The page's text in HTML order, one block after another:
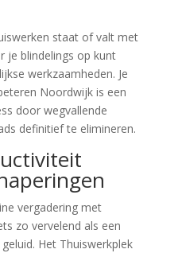
staat of valt met
je blindelings op kunt
werkzaamheden. Je
Noordwijk is een
door wegvallende
definitief te elimineren.
vergadering met
zo vervelend als een
Het Thuiswerkplek